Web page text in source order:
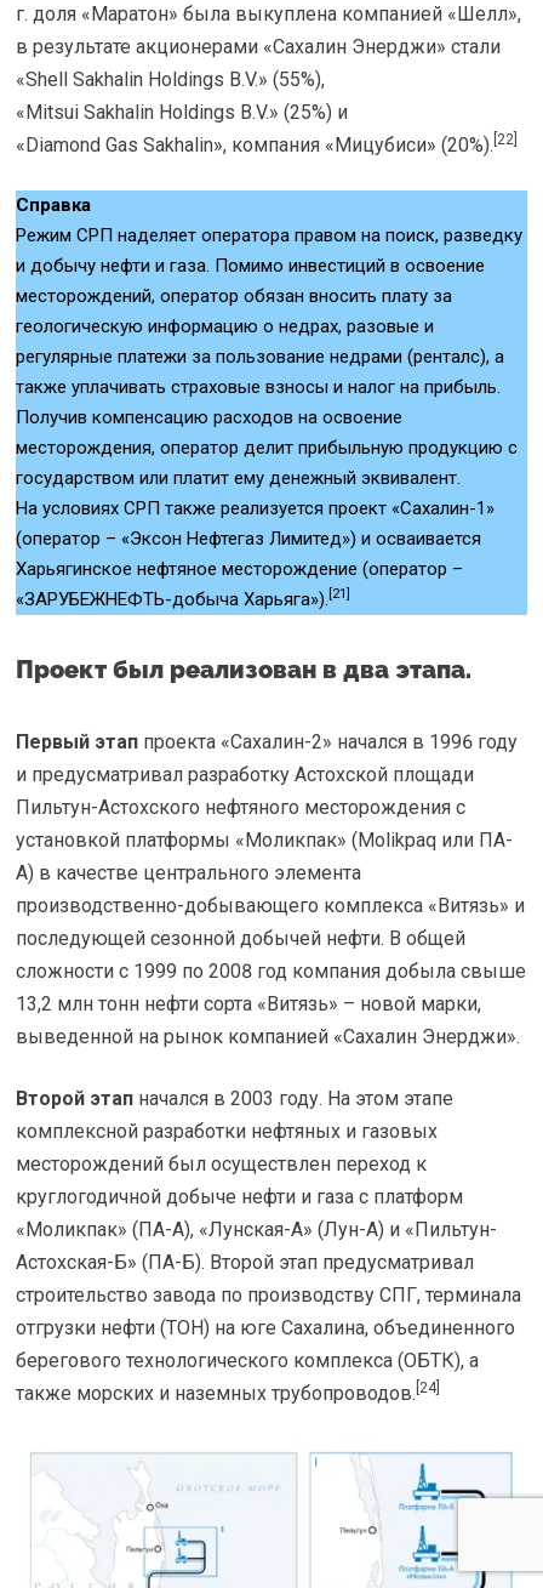
г. доля «Маратон» была выкуплена компанией «Шелл»,
в результате акционерами «Сахалин Энерджи» стали
«Shell Sakhalin Holdings B.V.» (55%),
«Mitsui Sakhalin Holdings B.V.» (25%) и
«Diamond Gas Sakhalin», компания «Мицубиси» (20%). [22]
Справка
Режим СРП наделяет оператора правом на поиск, разведку
и добычу нефти и газа. Помимо инвестиций в освоение
месторождений, оператор обязан вносить плату за
геологическую информацию о недрах, разовые и
регулярные платежи за пользование недрами (ренталс), а
также уплачивать страховые взносы и налог на прибыль.
Получив компенсацию расходов на освоение
месторождения, оператор делит прибыльную продукцию с
государством или платит ему денежный эквивалент.
На условиях СРП также реализуется проект «Сахалин-1»
(оператор – «Эксон Нефтегаз Лимитед») и осваивается
Харьягинское нефтяное месторождение (оператор –
«ЗАРУБЕЖНЕФТЬ-добыча Харьяга»). [21]
Проект был реализован в два этапа.
Первый этап проекта «Сахалин-2» начался в 1996 году
и предусматривал разработку Астохской площади
Пильтун-Астохского нефтяного месторождения с
установкой платформы «Моликпак» (Molikpaq или ПА-
А) в качестве центрального элемента
производственно-добывающего комплекса «Витязь» и
последующей сезонной добычей нефти. В общей
сложности с 1999 по 2008 год компания добыла свыше
13,2 млн тонн нефти сорта «Витязь» – новой марки,
выведенной на рынок компанией «Сахалин Энерджи».
Второй этап начался в 2003 году. На этом этапе
комплексной разработки нефтяных и газовых
месторождений был осуществлен переход к
круглогодичной добыче нефти и газа с платформ
«Моликпак» (ПА-А), «Лунская-А» (Лун-А) и «Пильтун-
Астохская-Б» (ПА-Б). Второй этап предусматривал
строительство завода по производству СПГ, терминала
отгрузки нефти (ТОН) на юге Сахалина, объединенного
берегового технологического комплекса (ОБТК), а
также морских и наземных трубопроводов. [24]